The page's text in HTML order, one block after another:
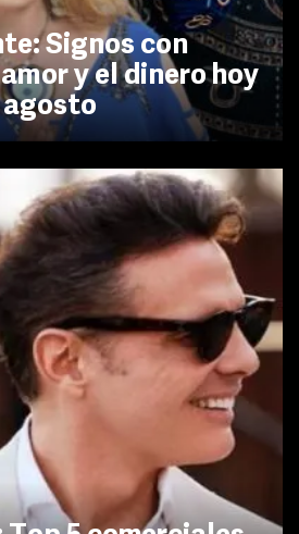
Signos con
y el dinero hoy
agosto